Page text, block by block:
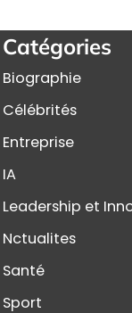
Catégories
Biographie
Célébrités
Entreprise
IA
Leadership et
Nctualites
Santé
Sport